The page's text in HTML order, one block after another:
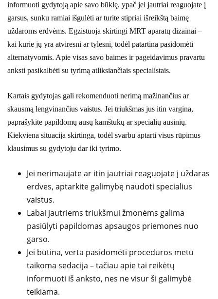
informuoti gydytoją apie savo būklę, ypač jei jautriai reaguojate į
garsus, sunku ramiai išgulėti ar turite stipriai išreikštą baimę
uždaroms erdvėms. Egzistuoja skirtingi MRT aparatų dizainai –
kai kurie jų yra atviresni ar tylesni, todėl patartina pasidomėti
alternatyvomis. Apie visas savo baimes ir pageidavimus pravartu
anksti pasikalbėti su tyrimą atliksiančiais specialistais.
Kartais gydytojas gali rekomenduoti nerimą mažinančius ar
skausmą lengvinančius vaistus. Jei triukšmas jus itin vargina,
paprašykite papildomų ausų kamštukų ar specialių ausinių.
Kiekviena situacija skirtinga, todėl svarbu aptarti visus rūpimus
klausimus su gydytoju dar iki tyrimo.
Jei nerimaujate ar itin jautriai reaguojate į uždaras
erdves, aptarkite galimybę naudoti specialius
vaistus.
Labai jautriems triukšmui žmonėms galima
pasiūlyti papildomas apsaugos priemones nuo
garso.
Jei būtina, verta pasidomėti procedūros metu
taikoma sedacija – tačiau apie tai reikėtų
informuoti iš anksto, nes ne visur ši galimybė
teikiama.